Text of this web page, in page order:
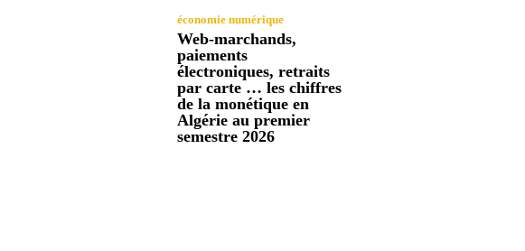
économie numérique
Web-marchands,
paiements
électroniques, retraits
par carte … les chiffres
de la monétique en
Algérie au premier
semestre 2026